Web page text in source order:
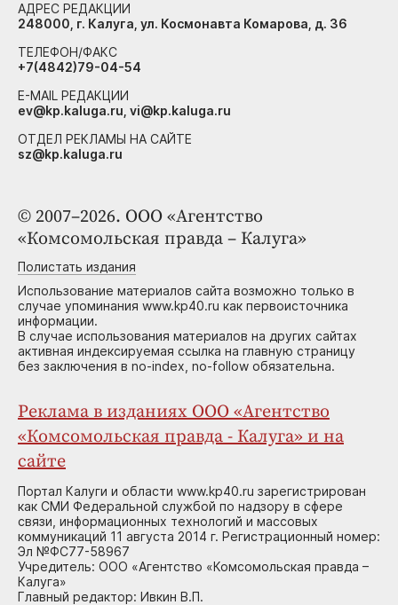
© 2007–2026. ООО «Агентство
«Комсомольская правда – Калуга»
Полистать издания
Использование материалов сайта возможно только в
случае упоминания www.kp40.ru как первоисточника
информации.
В случае использования материалов на других сайтах
активная индексируемая ссылка на главную страницу
без заключения в no-index, no-follow обязательна.
Реклама в изданиях ООО «Агентство
«Комсомольская правда - Калуга» и на
сайте
Портал Калуги и области www.kp40.ru зарегистрирован
как СМИ Федеральной службой по надзору в сфере
связи, информационных технологий и массовых
коммуникаций 11 августа 2014 г. Регистрационный номер:
Эл №ФС77-58967
Учредитель: ООО «Агентство «Комсомольская правда –
Калуга»
Главный редактор: Ивкин В.П.
АДРЕС РЕДАКЦИИ
248000, г. Калуга, ул. Космонавта Комарова, д. 36
ТЕЛЕФОН/ФАКС
+7(4842)79-04-54
E-MAIL РЕДАКЦИИ
ev@kp.kaluga.ru, vi@kp.kaluga.ru
ОТДЕЛ РЕКЛАМЫ НА САЙТЕ
sz@kp.kaluga.ru